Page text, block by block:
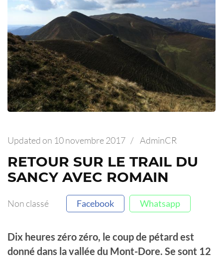
Updated on 10 novembre 2017 / AdminCR
RETOUR SUR LE TRAIL DU
SANCY AVEC ROMAIN
Non classé Facebook Whatsapp
Dix heures zérozéro, le coup de pétard est
donné dans la vallée du Mont-Dore. Se sont 12